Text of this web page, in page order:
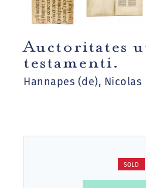
Auctoritates
testamenti.
Hannapes (de), Nicolas
SOLD